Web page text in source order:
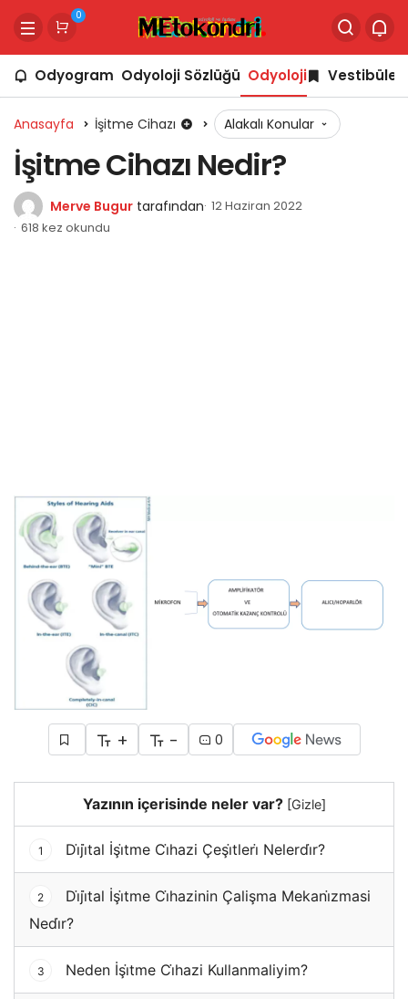
0
Odyogram Odyoloji Sözlüğü Odyoloji Vestibüler
Anasayfa İşitme Cihazı Alakalı Konular
İşitme Cihazı Nedir?
Merve Bugur tarafından 12 Haziran 2022
618 kez okundu
+ - 0
Yazının içerisinde neler var? [Gizle]
1 Di̇ji̇tal İşi̇tme Ci̇hazi Çeşi̇tleri̇ Nelerdi̇r?
2
Di̇ji̇tal İşi̇tme Ci̇hazinin Çalişma Mekani̇zmasi
Nedi̇r?
3 Neden İşi̇tme Ci̇hazi Kullanmaliyim?